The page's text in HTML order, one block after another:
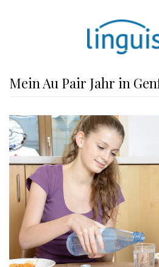
Mein Au Pair Jahr in